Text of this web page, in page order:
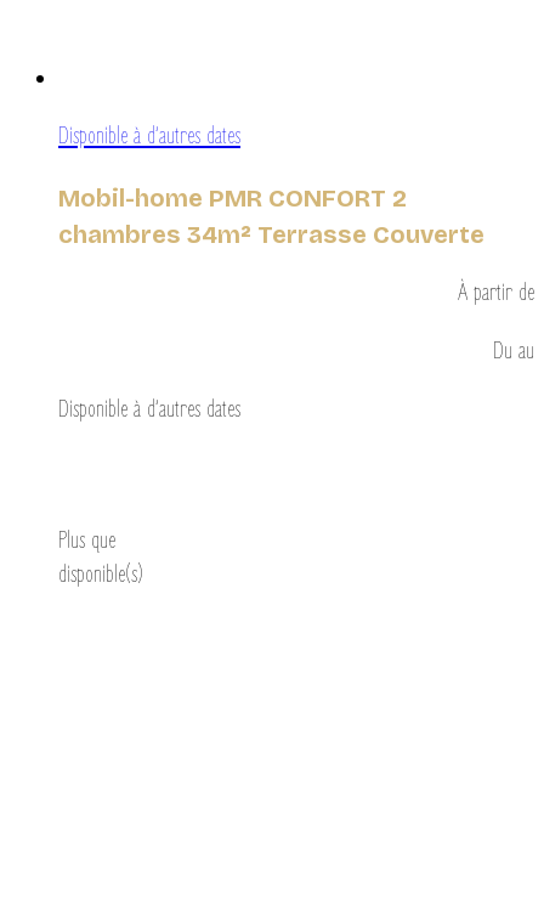
Disponible à d’autres dates
Mobil-home PMR CONFORT 2
chambres 34m² Terrasse Couverte
À partir de
Du au
Disponible à d’autres dates
Plus que
disponible(s)